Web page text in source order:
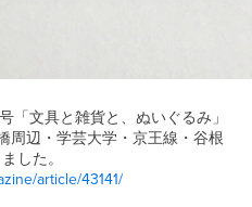
「文具と雑貨と、ぬいぐるみ 」
周辺・学芸大学・京王線・谷根
した。
article/43141/